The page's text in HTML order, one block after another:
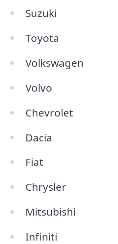
Suzuki
Toyota
Volkswagen
Volvo
Chevrolet
Dacia
Fiat
Chrysler
Mitsubishi
Infiniti